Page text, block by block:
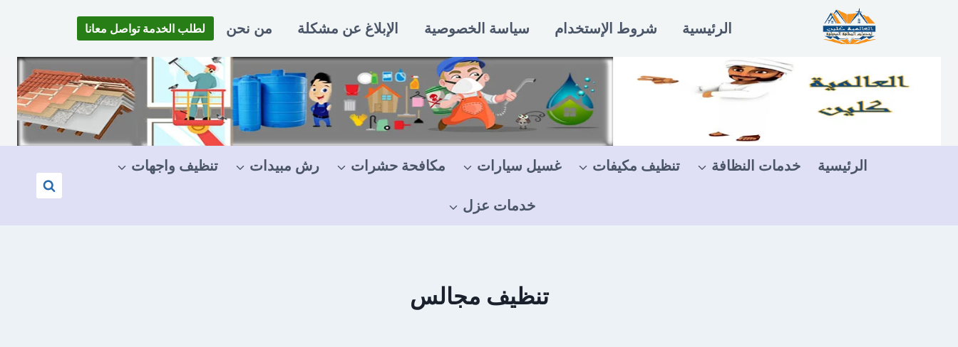
الرئيسية شروط الإستخدام سياسة الخصوصية الإبلاغ عن مشكلة من نحن لطلب الخدمة تواصل معانا
الرئيسية خدمات النظافة تنظيف مكيفات غسيل سيارات مكافحة حشرات رش مبيدات تنظيف واجهات
خدمات عزل
تنظيف مجالس